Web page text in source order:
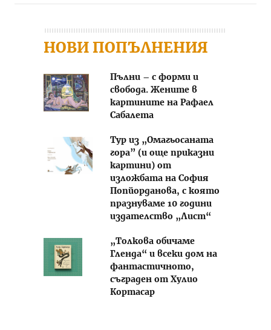
НОВИ ПОПЪЛНЕНИЯ
Пълни – с форми и
свобода. Жените в
картините на Рафаел
Сабалета
Тур из „Омагьосаната
гора” (и още приказни
картини) от
изложбата на София
Попйорданова, с която
празнуваме 10 години
издателство „Лист“
„Толкова обичаме
Гленда“ и всеки дом на
фантастичното,
съграден от Хулио
Кортасар